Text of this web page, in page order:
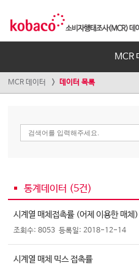
MCR
MCR 데이터 데이터 목록
통계데이터 (5건)
시계열 매체접촉률 (어제 이용한 매체)
조회수: 8053 등록일: 2018-12-14
시계열 매체 믹스 접촉률